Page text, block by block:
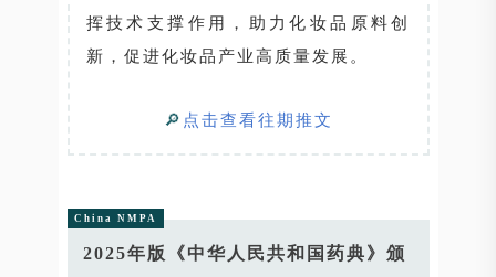
挥技术支撑作用，助力化妆品原料创
新，促进化妆品产业高质量发展。
🔎 点击查看往期推文
China NMPA
2025年版《中华人民共和国药典》颁